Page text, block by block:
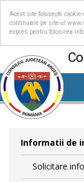
Acest site folosește
continuare pe site-ul
expres pentru folosirea
Informatii de
Solicitare